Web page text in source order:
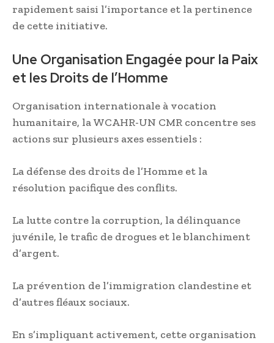
rapidement saisi l’importance et la pertinence
de cette initiative.
Une Organisation Engagée pour la Paix
et les Droits de l’Homme
Organisation internationale à vocation
humanitaire, la WCAHR-UN CMR concentre ses
actions sur plusieurs axes essentiels :
La défense des droits de l’Homme et la
résolution pacifique des conflits.
La lutte contre la corruption, la délinquance
juvénile, le trafic de drogues et le blanchiment
d’argent.
La prévention de l’immigration clandestine et
d’autres fléaux sociaux.
En s’impliquant activement, cette organisation